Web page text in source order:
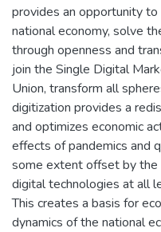
provides an opportunity
national economy, solve
through openness and
join the Single Digital
Union, transform all
digitization provides a
and optimizes economic
effects of pandemics and
some extent offset by
digital technologies at all
This creates a basis for
dynamics of the national